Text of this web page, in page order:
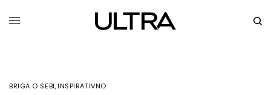
BRIGA O SEBI,INSPIRATIVNO